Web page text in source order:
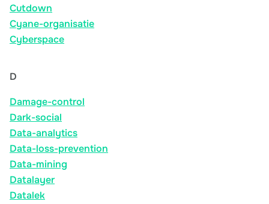
Cutdown
Cyane-organisatie
Cyberspace
D
Damage-control
Dark-social
Data-analytics
Data-loss-prevention
Data-mining
Datalayer
Datalek